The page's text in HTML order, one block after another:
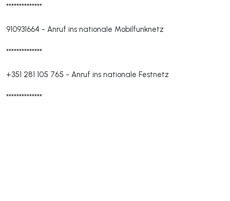
**************
910931664 - Anruf ins nationale Mobilfunknetz
**************
+351 281 105 765 - Anruf ins nationale Festnetz
**************